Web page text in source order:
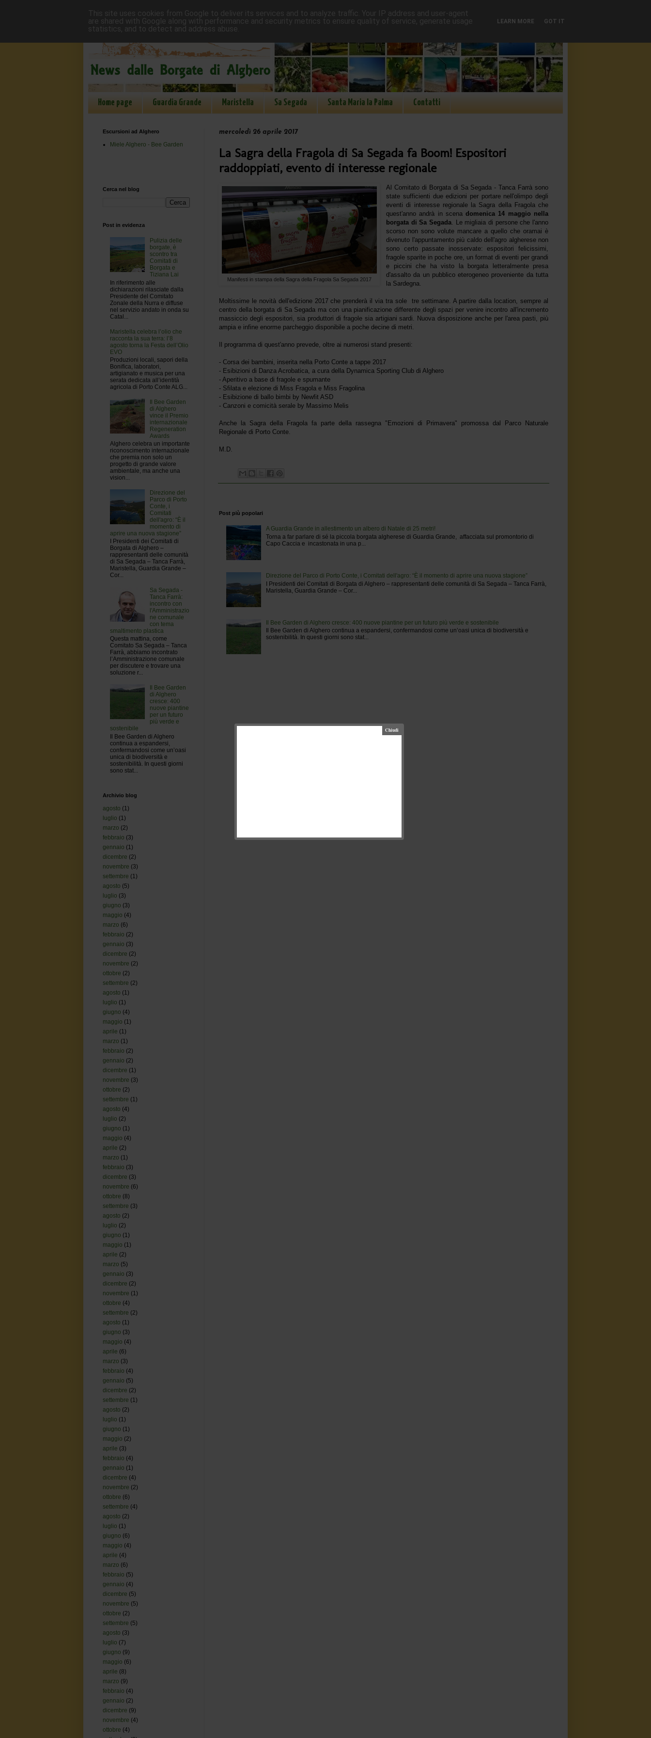
Home page Guardia Grande Maristella Sa Segada Santa Maria la Palma Contatti
mercoledì 26 aprile 2017
La Sagra della Fragola di Sa Segada fa Boom! Espositori
raddoppiati, evento di interesse regionale
Manifesti in stampa della Sagra della Fragola Sa Segada 2017
Al Comitato di Borgata di Sa Segada - Tanca Farrà sono
state sufficienti due edizioni per portare nell'olimpo degli
eventi di interesse regionale la Sagra della Fragola che
quest'anno andrà in scenadomenica 14 maggio nella
borgata di Sa Segada . Le migliaia di persone che l'anno
scorso non sono volute mancare a quello che oramai è
divenuto l'appuntamento più caldo dell'agro algherese non
sono certo passate inosservate: espositori felicissimi,
fragole sparite in poche ore, un format di eventi per grandi
e piccini che ha visto la borgata letteralmente presa
d'assalto da un pubblico eterogeneo proveniente da tutta
la Sardegna.
Moltissime le novità dell'edizione 2017 che prenderà il via tra sole tre settimane. A partire dalla location, sempre al
centro della borgata di Sa Segada ma con una pianificazione differente degli spazi per venire incontro all'incremento
massiccio degli espositori, sia produttori di fragole sia artigiani sardi. Nuova disposizione anche per l'area pasti, più
ampia e infine enorme parcheggio disponibile a poche decine di metri.
Il programma di quest'anno prevede, oltre ai numerosi stand presenti:
- Corsa dei bambini, inserita nella Porto Conte a tappe 2017
- Esibizioni di Danza Acrobatica, a cura della Dynamica Sporting Club di Alghero
- Aperitivo a base di fragole e spumante
- Sfilata e elezione di Miss Fragola e Miss Fragolina
- Esibizione di ballo bimbi by Newfit ASD
- Canzoni e comicità serale by Massimo Melis
Anche la Sagra della Fragola fa parte della rassegna "Emozioni di Primavera" promossa dal Parco Naturale
Regionale di Porto Conte.
M.D.
Post più popolari
A Guardia Grande in allestimento un albero di Natale di 25 metri!
Torna a far parlare di sé la piccola borgata algherese di Guardia Grande, affacciata sul promontorio di
Capo Caccia e incastonata in una p...
Direzione del Parco di Porto Conte, i Comitati dell'agro: “È il momento di aprire una nuova stagione”
I Presidenti dei Comitati di Borgata di Alghero – rappresentanti delle comunità di Sa Segada – Tanca Farrà,
Maristella, Guardia Grande – Cor...
Il Bee Garden di Alghero cresce: 400 nuove piantine per un futuro più verde e sostenibile
Il Bee Garden di Alghero continua a espandersi, confermandosi come un’oasi unica di biodiversità e
sostenibilità. In questi giorni sono stat...
Escursioni ad Alghero
Miele Alghero - Bee Garden
Cerca nel blog
Post in evidenza
Pulizia delle
borgate, è
scontro tra
Comitati di
Borgata e
Tiziana Lai
In riferimento alle
dichiarazioni rilasciate dalla
Presidente del Comitato
Zonale della Nurra e diffuse
nel servizio andato in onda su
Catal...
Maristella celebra l’olio che
racconta la sua terra: l’8
agosto torna la Festa dell’Olio
EVO
Produzioni locali, sapori della
Bonifica, laboratori,
artigianato e musica per una
serata dedicata all’identità
agricola di Porto Conte ALG...
Il Bee Garden
di Alghero
vince il Premio
internazionale
Regeneration
Awards
Alghero celebra un importante
riconoscimento internazionale
che premia non solo un
progetto di grande valore
ambientale, ma anche una
vision...
Direzione del
Parco di Porto
Conte, i
Comitati
dell'agro: “È il
momento di
aprire una nuova stagione”
I Presidenti dei Comitati di
Borgata di Alghero –
rappresentanti delle comunità
di Sa Segada – Tanca Farrà,
Maristella, Guardia Grande –
Cor...
Sa Segada -
Tanca Farrà:
incontro con
l'Amministrazio
ne comunale
con tema
smaltimento plastica
Questa mattina, come
Comitato Sa Segada – Tanca
Farrà, abbiamo incontrato
l’Amministrazione comunale
per discutere e trovare una
soluzione r...
Il Bee Garden
di Alghero
cresce: 400
nuove piantine
per un futuro
più verde e
sostenibile
Il Bee Garden di Alghero
continua a espandersi,
confermandosi come un’oasi
unica di biodiversità e
sostenibilità. In questi giorni
sono stat...
Archivio blog
agosto (1)
luglio (1)
marzo (2)
febbraio (3)
gennaio (1)
dicembre (2)
novembre (3)
settembre (1)
agosto (5)
luglio (3)
giugno (3)
maggio (4)
marzo (6)
febbraio (2)
gennaio (3)
dicembre (2)
novembre (2)
ottobre (2)
settembre (2)
agosto (1)
luglio (1)
giugno (4)
maggio (1)
aprile (1)
marzo (1)
febbraio (2)
gennaio (2)
dicembre (1)
novembre (3)
ottobre (2)
settembre (1)
agosto (4)
luglio (2)
giugno (1)
maggio (4)
aprile (2)
marzo (1)
febbraio (3)
dicembre (3)
novembre (6)
ottobre (8)
settembre (3)
agosto (2)
luglio (2)
giugno (1)
maggio (1)
aprile (2)
marzo (5)
gennaio (3)
dicembre (2)
novembre (1)
ottobre (4)
settembre (2)
agosto (1)
giugno (3)
maggio (4)
aprile (6)
marzo (3)
febbraio (4)
gennaio (5)
dicembre (2)
settembre (1)
agosto (2)
luglio (1)
giugno (1)
maggio (2)
aprile (3)
febbraio (4)
gennaio (1)
dicembre (4)
novembre (2)
ottobre (6)
settembre (4)
agosto (2)
luglio (1)
giugno (6)
maggio (4)
aprile (4)
marzo (6)
febbraio (5)
gennaio (4)
dicembre (5)
novembre (5)
ottobre (2)
settembre (5)
agosto (3)
luglio (7)
giugno (9)
maggio (6)
aprile (8)
marzo (9)
febbraio (4)
gennaio (2)
dicembre (9)
novembre (4)
ottobre (4)
This site uses cookies from Google to deliver its services and to analyze traffic. Your IP address and user-agent
are shared with Google along with performance and security metrics to ensure quality of service, generate usage
statistics, and to detect and address abuse.
LEARN MORE GOT IT